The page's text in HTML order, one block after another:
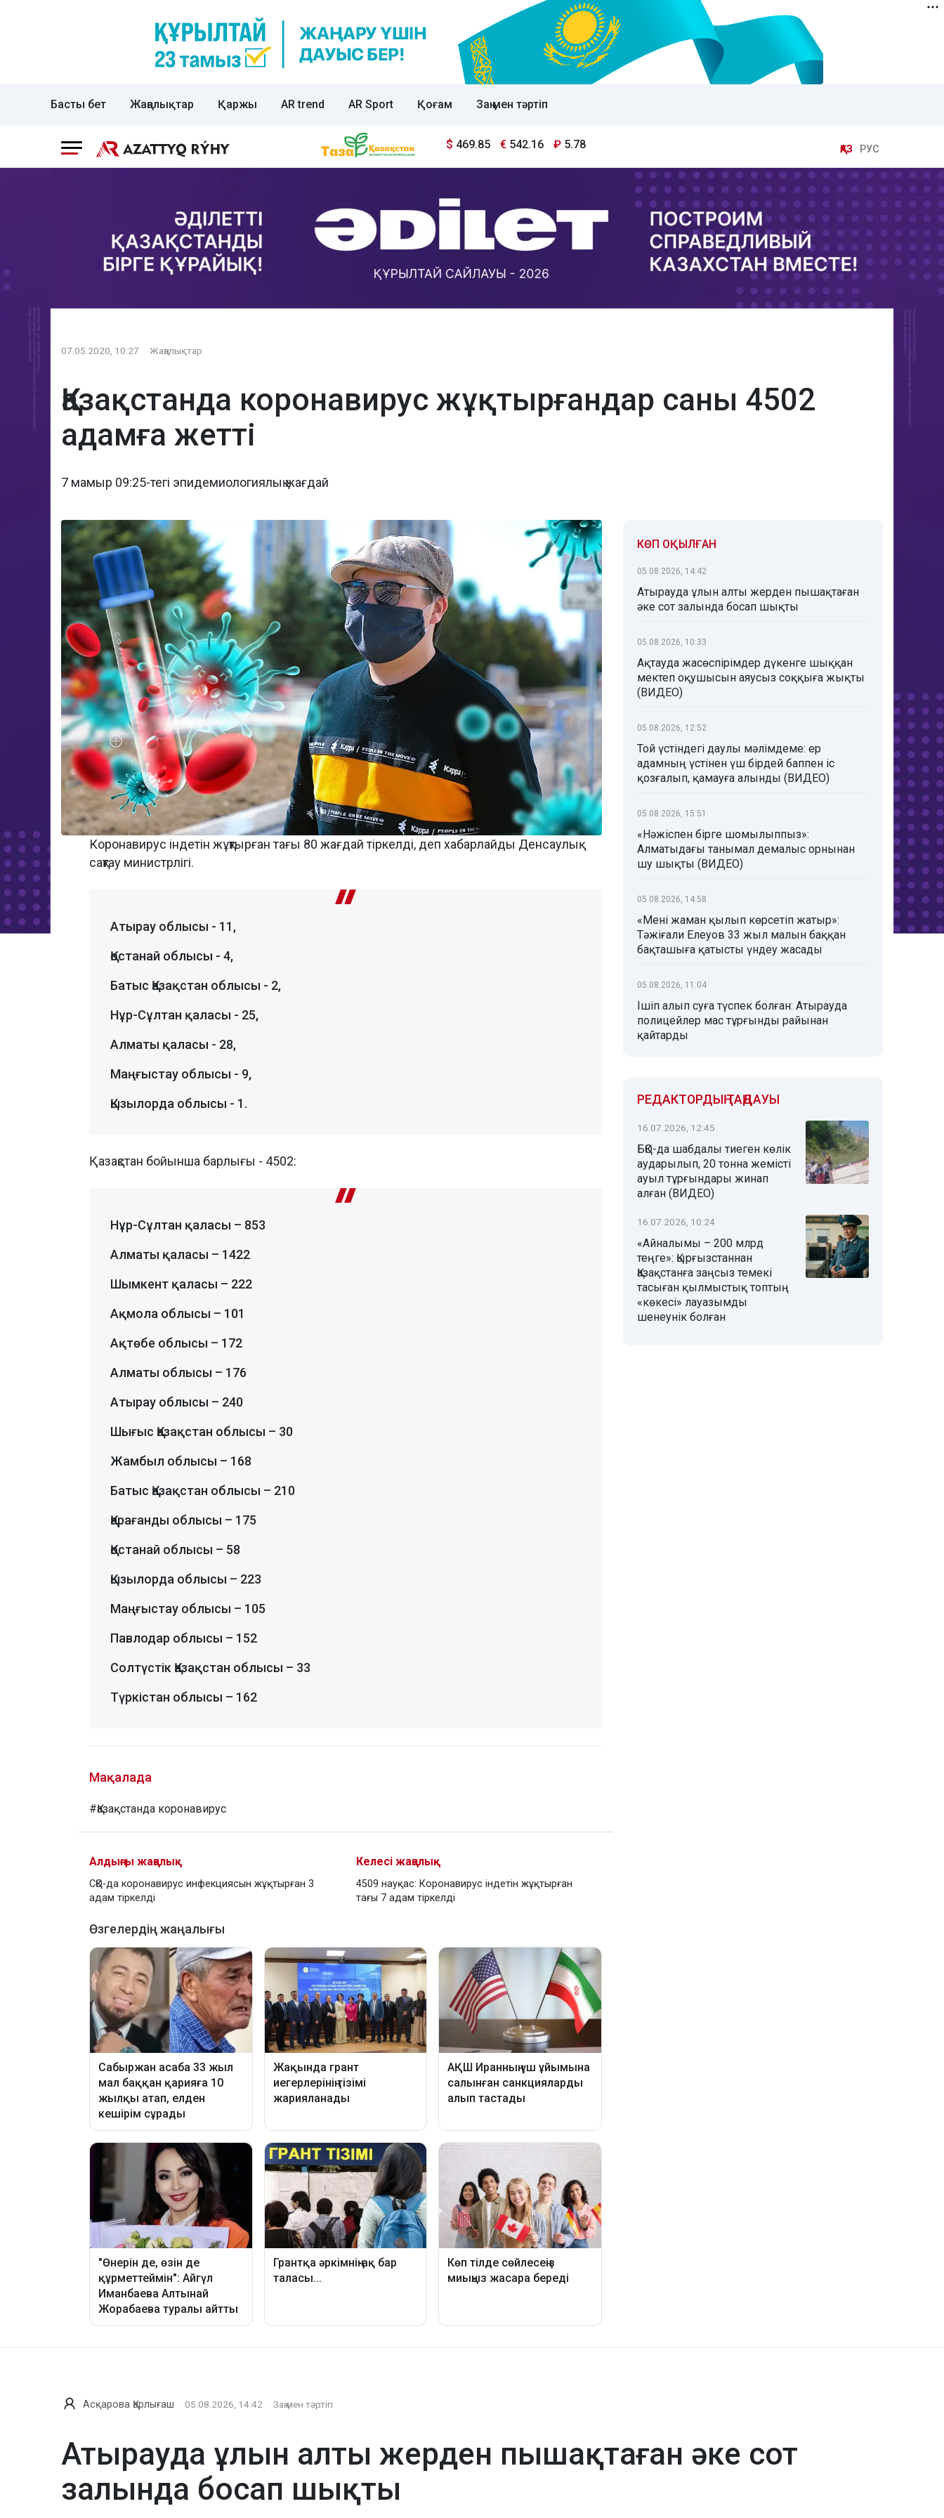
Басты бет Жаңалықтар Қаржы AR trend AR Sport Қоғам Заң мен тәртіп
$ 469.85 € 542.16 ₽ 5.78 ҚАЗ РУС
07.05.2020, 10:27 Жаңалықтар
Қазақстанда коронавирус жұқтырғандар саны 4502
адамға жетті
7 мамыр 09:25-тегі эпидемиологиялық жағдай
Коронавирус індетін жұқтырған тағы 80 жағдай тіркелді, деп хабарлайды Денсаулық
сақтау министрлігі.
Атырау облысы - 11,
Қостанай облысы - 4,
Батыс Қазақстан облысы - 2,
Нұр-Сұлтан қаласы - 25,
Алматы қаласы - 28,
Маңғыстау облысы - 9,
Қызылорда облысы - 1.
Қазақстан бойынша барлығы - 4502:
Нұр-Сұлтан қаласы – 853
Алматы қаласы – 1422
Шымкент қаласы – 222
Ақмола облысы – 101
Ақтөбе облысы – 172
Алматы облысы – 176
Атырау облысы – 240
Шығыс Қазақстан облысы – 30
Жамбыл облысы – 168
Батыс Қазақстан облысы – 210
Қарағанды облысы – 175
Қостанай облысы – 58
Қызылорда облысы – 223
Маңғыстау облысы – 105
Павлодар облысы – 152
Солтүстік Қазақстан облысы – 33
Түркістан облысы – 162
Мақалада
#Қазақстанда коронавирус
Алдыңғы жаңалық
СҚО-да коронавирус инфекциясын жұқтырған 3
адам тіркелді
Келесі жаңалық
4509 науқас: Коронавирус індетін жұқтырған
тағы 7 адам тіркелді
КӨП ОҚЫЛҒАН
05.08.2026, 14:42
Атырауда ұлын алты жерден пышақтаған
әке сот залында босап шықты
05.08.2026, 10:33
Ақтауда жасөспірімдер дүкенге шыққан
мектеп оқушысын аяусыз соққыға жықты
(ВИДЕО)
05.08.2026, 12:52
Той үстіндегі даулы мәлімдеме: ер
адамның үстінен үш бірдей баппен іс
қозғалып, қамауға алынды (ВИДЕО)
05.08.2026, 15:51
«Нәжіспен бірге шомылыппыз»:
Алматыдағы танымал демалыс орнынан
шу шықты (ВИДЕО)
05.08.2026, 14:58
«Мені жаман қылып көрсетіп жатыр»:
Тәжіғали Елеуов 33 жыл малын баққан
бақташыға қатысты үндеу жасады
05.08.2026, 11:04
Ішіп алып суға түспек болған: Атырауда
полицейлер мас тұрғынды райынан
қайтарды
РЕДАКТОРДЫҢ ТАҢДАУЫ
16.07.2026, 12:45
БҚО-да шабдалы тиеген көлік
аударылып, 20 тонна жемісті
ауыл тұрғындары жинап
алған (ВИДЕО)
16.07.2026, 10:24
«Айналымы – 200 млрд
теңге»: Қырғызстаннан
Қазақстанға заңсыз темекі
тасыған қылмыстық топтың
«көкесі» лауазымды
шенеунік болған
Асқарова Қарлығаш 05.08.2026, 14:42 Заң мен тәртіп
Атырауда ұлын алты жерден пышақтаған әке сот
залында босап шықты